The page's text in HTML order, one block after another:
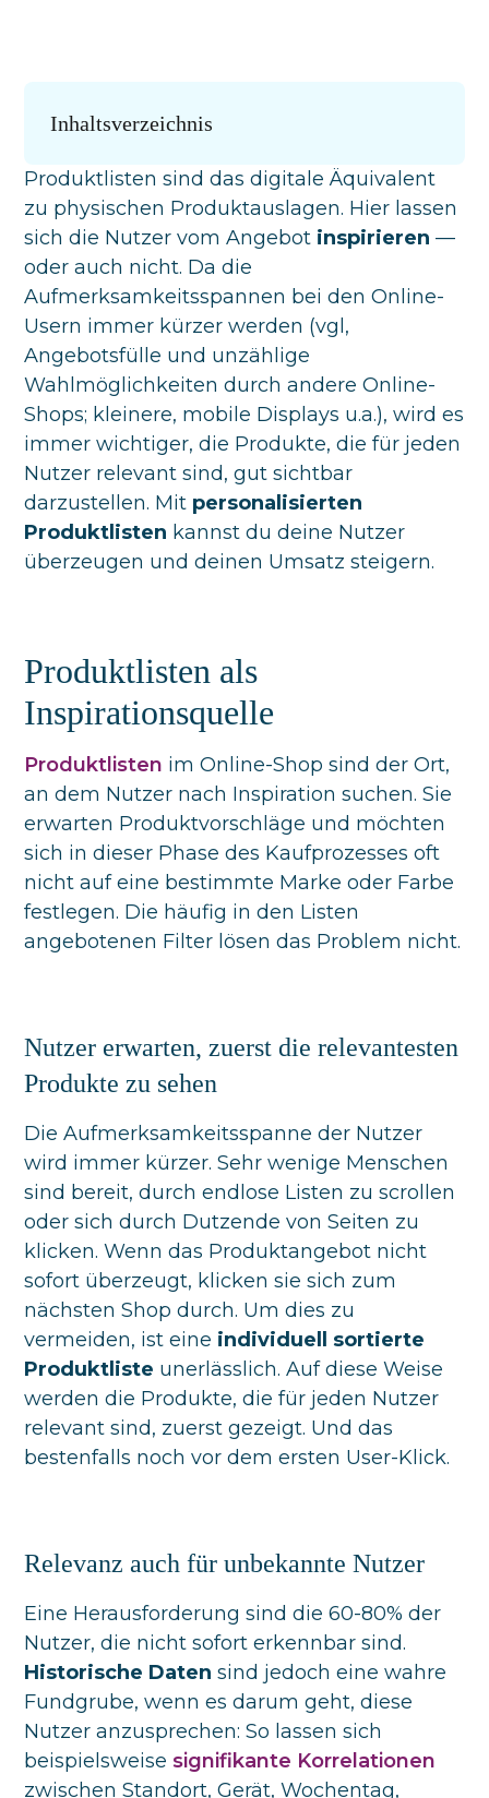
Produktlisten sind das digitale Äquivalent
zu physischen Produktauslagen. Hier lassen
sich die Nutzer vom Angebot inspirieren —
oder auch nicht. Da die
Aufmerksamkeitsspannen bei den Online-
Usern immer kürzer werden (vgl,
Angebotsfülle und unzählige
Wahlmöglichkeiten durch andere Online-
Shops; kleinere, mobile Displays u.a.), wird es
immer wichtiger, die Produkte, die für jeden
Nutzer relevant sind, gut sichtbar
darzustellen. Mit personalisierten
Produktlisten kannst du deine Nutzer
überzeugen und deinen Umsatz steigern.
Produktlisten als
Inspirationsquelle
Produktlisten im Online-Shop sind der Ort,
an dem Nutzer nach Inspiration suchen. Sie
erwarten Produktvorschläge und möchten
sich in dieser Phase des Kaufprozesses oft
nicht auf eine bestimmte Marke oder Farbe
festlegen. Die häufig in den Listen
angebotenen Filter lösen das Problem nicht.
Nutzer erwarten, zuerst die relevantesten
Produkte zu sehen
Die Aufmerksamkeitsspanne der Nutzer
wird immer kürzer. Sehr wenige Menschen
sind bereit, durch endlose Listen zu scrollen
oder sich durch Dutzende von Seiten zu
klicken. Wenn das Produktangebot nicht
sofort überzeugt, klicken sie sich zum
nächsten Shop durch. Um dies zu
vermeiden, ist eine individuell sortierte
Produktliste unerlässlich. Auf diese Weise
werden die Produkte, die für jeden Nutzer
relevant sind, zuerst gezeigt. Und das
bestenfalls noch vor dem ersten User-Klick.
Relevanz auch für unbekannte Nutzer
Eine Herausforderung sind die 60-80% der
Nutzer, die nicht sofort erkennbar sind.
Historische Daten sind jedoch eine wahre
Fundgrube, wenn es darum geht, diese
Nutzer anzusprechen: So lassen sich
beispielsweisesignifikante Korrelationen
zwischen Standort, Gerät, Wochentag,
Inhaltsverzeichnis